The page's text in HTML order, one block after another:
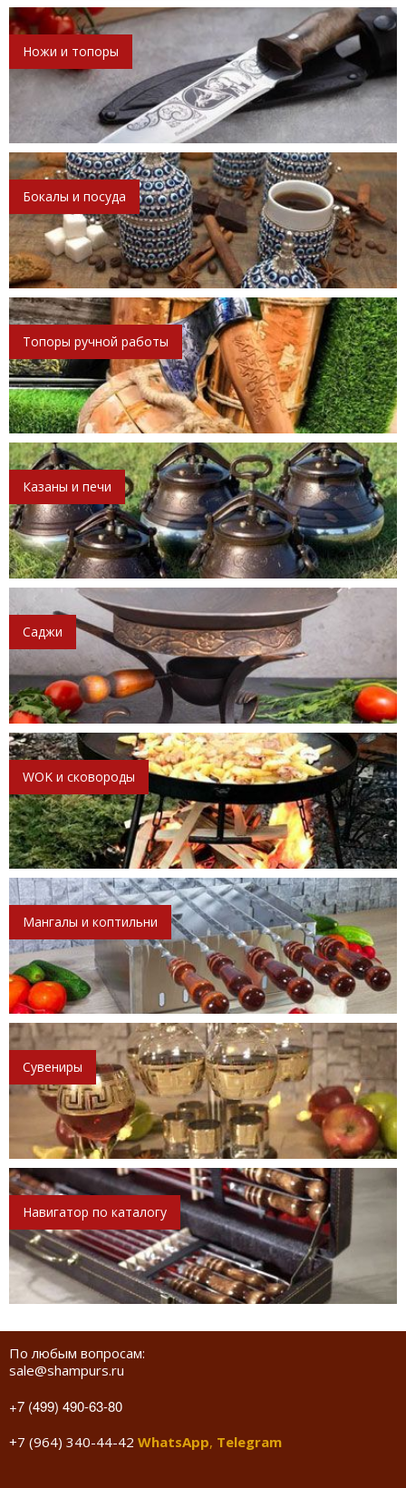
Ножи и топоры
Бокалы и посуда
Топоры ручной работы
Казаны и печи
Саджи
WOK и сковороды
Мангалы и коптильни
Сувениры
Навигатор по каталогу
По любым вопросам:
sale@shampurs.ru
+7 (499) 490-63-80
+7 (964) 340-44-42 WhatsApp, Telegram